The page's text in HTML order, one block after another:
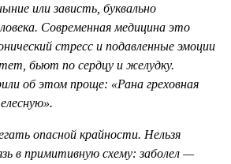
или зависть, буквально
Современная медицина это
стресс и подавленные эмоции
бьют по сердцу и желудку.
об этом проще: «Рана греховная
опасной крайности. Нельзя
в примитивную схему: заболел —